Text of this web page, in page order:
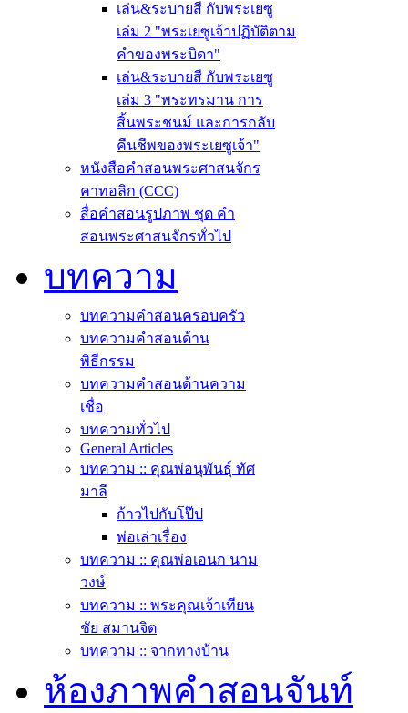
เล่น&ระบายสี กับพระเยซู
เล่ม 2 "พระเยซูเจ้าปฏิบัติตาม
คำของพระบิดา"
เล่น&ระบายสี กับพระเยซู
เล่ม 3 "พระทรมาน การ
สิ้นพระชนม์ และการกลับ
คืนชีพของพระเยซูเจ้า"
หนังสือคำสอนพระศาสนจักร
คาทอลิก (CCC)
สื่อคำสอนรูปภาพ ชุด คำ
สอนพระศาสนจักรทั่วไป
บทความ
บทความคำสอนครอบครัว
บทความคำสอนด้าน
พิธีกรรม
บทความคำสอนด้านความ
เชื่อ
บทความทั่วไป
General Articles
บทความ :: คุณพ่อนุพันธุ์ ทัศ
มาลี
ก้าวไปกับโป๊ป
พ่อเล่าเรื่อง
บทความ :: คุณพ่อเอนก นาม
วงษ์
บทความ :: พระคุณเจ้าเทียน
ชัย สมานจิต
บทความ :: จากทางบ้าน
ห้องภาพคำสอนจันท์